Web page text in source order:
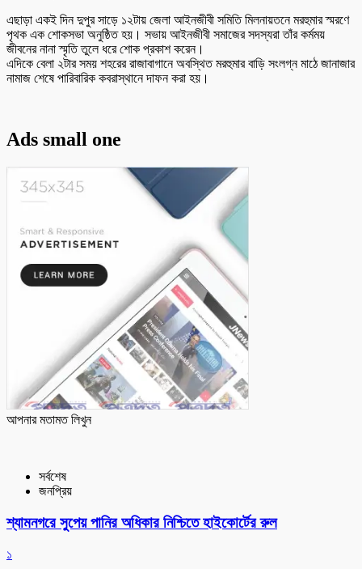
এছাড়া একই দিন দুপুর সাড়ে ১২টায় জেলা আইনজীবী সমিতি মিলনায়তনে মরহুমার স্মরণে
পৃথক এক শোকসভা অনুষ্ঠিত হয়। সভায় আইনজীবী সমাজের সদস্যরা তাঁর কর্মময়
জীবনের নানা স্মৃতি তুলে ধরে শোক প্রকাশ করেন।
এদিকে বেলা ২টার সময় শহরের রাজাবাগানে অবস্থিত মরহুমার বাড়ি সংলগ্ন মাঠে জানাজার
নামাজ শেষে পারিবারিক কবরাস্থানে দাফন করা হয়।
Ads small one
আপনার মতামত লিখুন
সর্বশেষ
জনপ্রিয়
শ্যামনগরে সুপেয় পানির অধিকার নিশ্চিতে হাইকোর্টের রুল
১